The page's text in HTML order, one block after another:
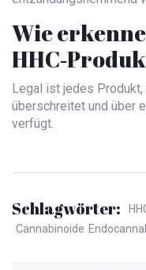
Wie
Legal ist jedes Produkt,
überschreitet und über
verfügt.
Schlagwörter:
Cannabinoide